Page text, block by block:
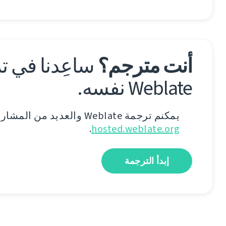
أنت مترجم؟ ساعِدنا في
Weblate نفسه.
يمكنم ترجمة Weblate والعديد من المشاريع الأخرى على
hosted.weblate.org
.
إبدأ الترجمة